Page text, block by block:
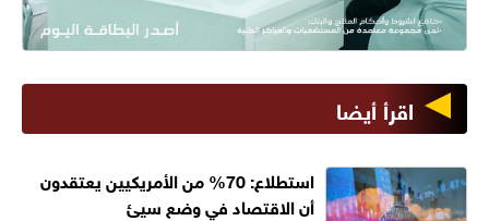
اقرأ أيضا
استطلاع: 70% من الأمريكيين يعتقدون
أن الاقتصاد في وضع سيئ